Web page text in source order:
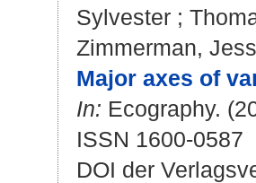
Sylvester ;
Zimmerman, Jess
Major axes of
In: Ecography.
ISSN 1600-0587
DOI der